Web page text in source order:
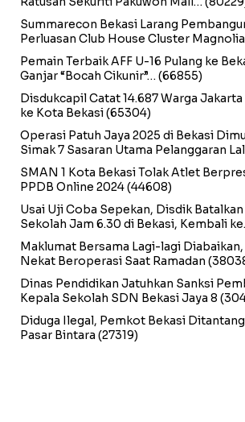
Summarecon Bekasi Larang
Perluasan Club House Cluster Magnolia
Pemain Terbaik AFF U-16 Pulang ke
Ganjar “Bocah Cikunir”… (66855)
Disdukcapil Catat 14.687 Warga
ke Kota Bekasi(65304)
Operasi Patuh Jaya 2025 di Bekasi
Simak 7 Sasaran Utama Pelanggaran
SMAN 1 Kota Bekasi Tolak Atlet
PPDB Online 2024(44608)
Usai Uji Coba Sepekan, Disdik
Sekolah Jam 6.30 di Bekasi, Kembali
Maklumat Bersama Lagi-lagi
Nekat Beroperasi Saat Ramadan
Dinas Pendidikan Jatuhkan Sanksi
Kepala Sekolah SDN Bekasi Jaya 8
Diduga Ilegal, Pemkot Bekasi
Pasar Bintara (27319)